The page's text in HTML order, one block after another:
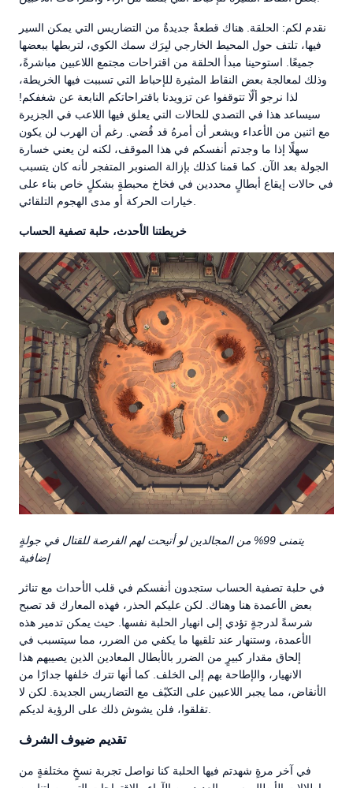
نقدم لكم: الحلقة. هناك قطعةٌ جديدةٌ من التضاريس التي يمكن السير
فيها، تلتف حول المحيط الخارجي لبِرَك سمك الكوي، لتربطها ببعضها
جميعًا. استوحينا مبدأ الحلقة من اقتراحات مجتمع اللاعبين مباشرةً،
وذلك لمعالجة بعض النقاط المثيرة للإحباط التي تسببت فيها الخريطة،
لذا نرجو ألّا تتوقفوا عن تزويدنا باقتراحاتكم النابعة عن شغفكم!
سيساعد هذا في التصدي للحالات التي يعلق فيها اللاعب في الجزيرة
مع اثنين من الأعداء ويشعر أن أمرهُ قد قُضي. رغم أن الهرب لن يكون
سهلًا إذا ما وجدتم أنفسكم في هذا الموقف، لكنه لن يعني خسارة
الجولة بعد الآن. كما قمنا كذلك بإزالة الصنوبر المتفجر لأنه كان يتسبب
في حالات إيقاع أبطالٍ محددين في فخاخ محبطةٍ بشكلٍ خاص بناء على
خريطتنا الأحدث، حلبة تصفية الحساب
يتمنى 99% من المجالدين لو أتيحت لهم الفرصة للقتال في جولةٍ
إضافية
في حلبة تصفية الحساب ستجدون أنفسكم في قلب الأحداث مع تناثر
بعض الأعمدة هنا وهناك. لكن عليكم الحذر، فهذه المعارك قد تصبح
شرسةً لدرجةٍ تؤدي إلى انهيار الحلبة نفسها. حيث يمكن تدمير هذه
الأعمدة، وستنهار عند تلقيها ما يكفي من الضرر، مما سيتسبب في
إلحاق مقدار كبيرٍ من الضرر بالأبطال المعادين الذين يصيبهم هذا
الانهيار، والإطاحة بهم إلى الخلف. كما أنها تترك خلفها جدارًا من
الأنقاض، مما يجبر اللاعبين على التكيّف مع التضاريس الجديدة. لكن لا
تقديم ضيوف الشرف
في آخر مرةٍ شهدتم فيها الحلبة كنا نواصل تجربة نسخٍ مختلفةٍ من